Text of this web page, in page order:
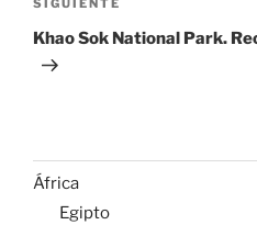
Siguiente
entrada
SIGUIENTE
Khao Sok National Park.
África
Egipto